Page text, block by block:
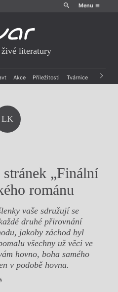
Menu
literatury
Akce Příležitosti Tvárnice Archiv
LK
„Finální
románu
vaše sdružují se
druhé přirovnání
jakoby záchod byl
všechny už věci ve
hovno, boha samého
v podobě hovna.